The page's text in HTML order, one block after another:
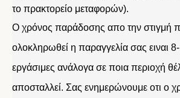
το πρακτορείο μεταφορών).
Ο χρόνος παράδοσης απο την στιγμή
ολοκληρωθεί η παραγγελία σας ειναι
εργάσιμες ανάλογα σε ποια περιοχή
αποσταλλεί. Σας ενημερώνουμε οτι ο